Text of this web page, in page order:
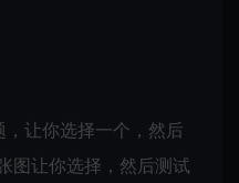
让你选择一个，然后
图让你选择，然后测试